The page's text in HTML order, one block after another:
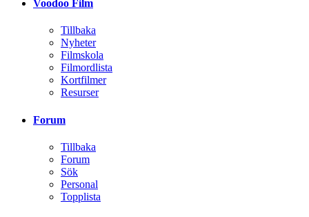
Voodoo Film
Tillbaka
Nyheter
Filmskola
Filmordlista
Kortfilmer
Resurser
Forum
Tillbaka
Forum
Sök
Personal
Topplista